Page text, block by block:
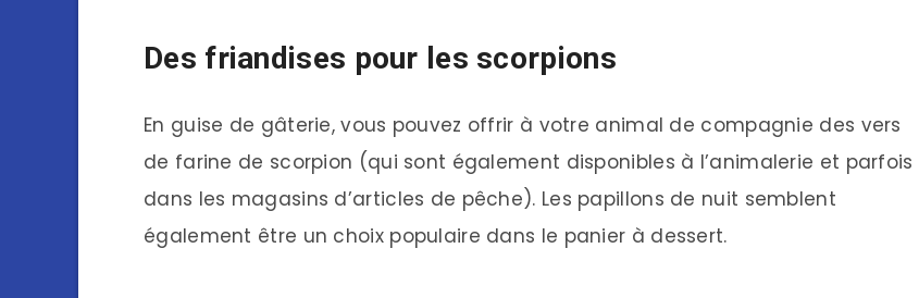
Des friandises pour les scorpions
En guise de gâterie, vous pouvez offrir à votre animal de compagnie des vers
de farine de scorpion (qui sont également disponibles à l’animalerie et parfois
dans les magasins d’articles de pêche). Les papillons de nuit semblent
également être un choix populaire dans le panier à dessert.